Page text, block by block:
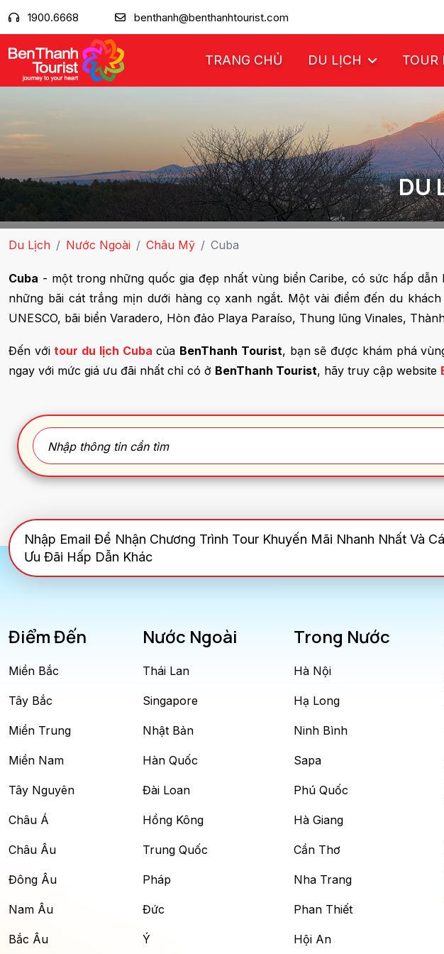
1900.6668 benthanh@benthanhtourist.com
TRANG CHỦ DU LỊCH TOUR
DU
Du Lịch Nước Ngoài Châu Mỹ Cuba
Cuba - một trong những quốc gia đẹp nhất vùng biển Caribe, có sức hấp
những bãi cát trắng mịn dưới hàng cọ xanh ngắt. Một vài điểm đến du
UNESCO, bãi biển Varadero, Hòn đảo Playa Paraíso, Thung lũng Vinales,
Đến vớitour du lịch Cuba của BenThanh Tourist, bạn sẽ được khám phá
ngay với mức giá ưu đãi nhất chỉ có ở BenThanh Tourist, hãy truy cập website
Nhập Email Để Nhận Chương Trình Tour Khuyến Mãi Nhanh Nhất Và
Ưu Đãi Hấp Dẫn Khác
Điểm Đến
Miền Bắc
Tây Bắc
Miền Trung
Miền Nam
Tây Nguyên
Châu Á
Châu Âu
Đông Âu
Nam Âu
Bắc Âu
Nước Ngoài
Thái Lan
Singapore
Nhật Bản
Hàn Quốc
Đài Loan
Hồng Kông
Trung Quốc
Pháp
Đức
Ý
Trong Nước
Hà Nội
Hạ Long
Ninh Bình
Sapa
Phú Quốc
Hà Giang
Cần Thơ
Nha Trang
Phan Thiết
Hội An